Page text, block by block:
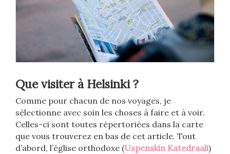
Que visiter à Helsinki ?
Comme pour chacun de nos voyages, je
sélectionne avec soin les choses à faire et à voir.
Celles-ci sont toutes répertoriées dans la carte
que vous trouverez en bas de cet article. Tout
d’abord, l’église orthodoxe (Uspenskin Katedraali)